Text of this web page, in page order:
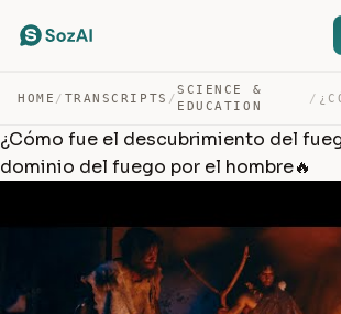
HOME / TRANSCRIPTS /
SCIENCE &
EDUCATION
/
¿Cómo fue el descubrimiento del
dominio del fuego por el hombre🔥